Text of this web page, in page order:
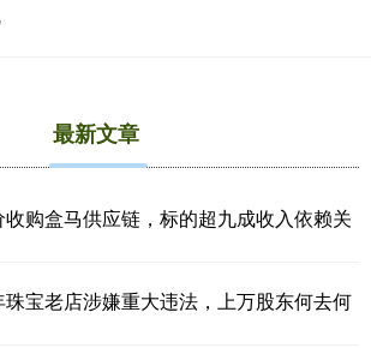
最新文章
购盒马供应链，标的超九成收入依赖关
宝老店涉嫌重大违法，上万股东何去何